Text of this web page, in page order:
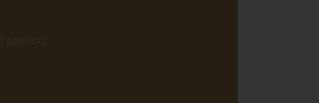
aanbod.